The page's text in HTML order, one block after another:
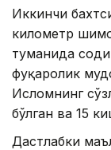
Иккинчи
километр
туманида
фуқаролик
Исломнинг
бўлган ва 15
Дастлабки